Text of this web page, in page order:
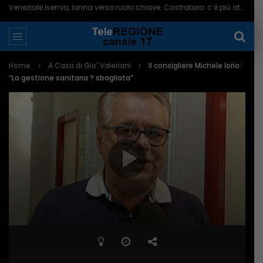
Veneziale Isernia, Ionna verso ruolo chiave. Castrataro: c’è più attenzione per Termoli – 08/08/2026
Home A Casa di Gio' Valeriani
Il consigliere Michele Iorio:
“La gestione sanitaria ? sbagliata”